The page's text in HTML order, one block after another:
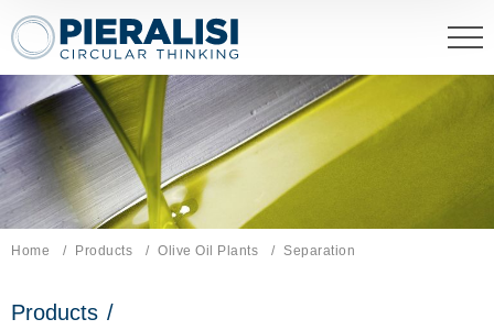
Pieralisi Maip Spa
Home Products Olive Oil Plants Current page:
Separation
Products /